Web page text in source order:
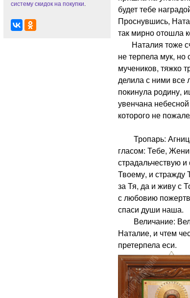
систему скидок на покупки
будет тебе
Проснувшись,
так мирно отошла
Наталия тоже
не терпела мук, но
мучеников, тяжко
делила с ними все
покинула родину,
увенчана
которого не
Тропарь: Агница
гласом: Тебе,
страдальчествую
Твоему, и стражду
за Тя, да и живу с
с любовию
спаси души наша.
Величание:
Наталие, и чтем
претерпела еси.